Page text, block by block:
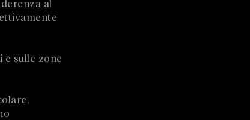
al
e sulle zone